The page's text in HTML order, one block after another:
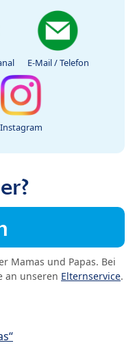
E-Mail / Telefon
Instagram
Mamas und Papas. Bei
an unseren Elternservice.